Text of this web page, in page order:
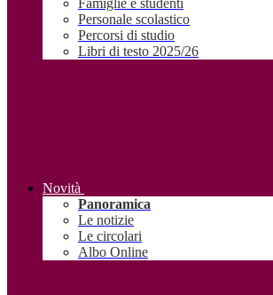
Famiglie e studenti
Personale scolastico
Percorsi di studio
Libri di testo 2025/26
Novità
Panoramica
Le notizie
Le circolari
Albo Online